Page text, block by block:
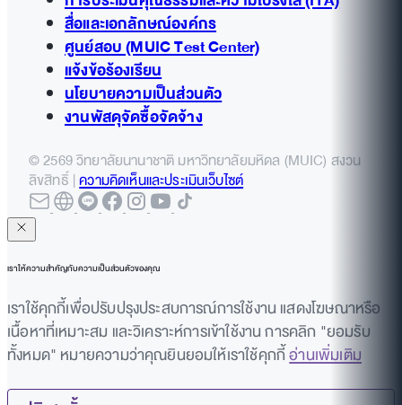
สื่อและเอกลักษณ์องค์กร
ศูนย์สอบ (MUIC Test Center)
แจ้งข้อร้องเรียน
นโยบายความเป็นส่วนตัว
งานพัสดุจัดซื้อจัดจ้าง
© 2569 วิทยาลัยนานาชาติ มหาวิทยาลัยมหิดล (MUIC) สงวน
ลิขสิทธิ์ |ความคิดเห็นและประเมินเว็บไซต์
เราให้ความสำคัญกับความเป็นส่วนตัวของคุณ
เราใช้คุกกี้เพื่อปรับปรุงประสบการณ์การใช้งาน แสดงโฆษณาหรือ
เนื้อหาที่เหมาะสม และวิเคราะห์การเข้าใช้งาน การคลิก "ยอมรับ
ทั้งหมด" หมายความว่าคุณยินยอมให้เราใช้คุกกี้อ่านเพิ่มเติม